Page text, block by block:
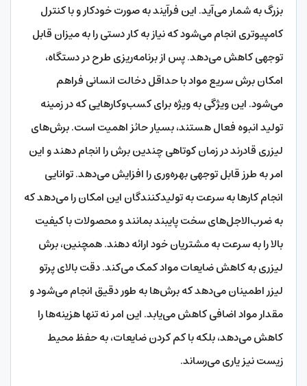
بزرگ به شمار می‌آید. این فرآیند به صورت خودکار و با کنترل
کامپیوتری انجام می‌شود که نیاز به کار دستی را به میزان قابل
توجهی کاهش می‌دهد. پس از برنامه‌ریزی طرح در دستگاه،
امکان برش سریع مواد با حداقل دخالت انسانی فراهم
می‌شود. این ویژگی به ویژه برای کسب‌وکارهایی که در زمینه
تولید انبوه فعال هستند، بسیار حائز اهمیت است. برش‌های
لیزری قادرند در زمان کوتاهی چندین برش را انجام دهند و این
امر به طرز قابل توجهی بهره‌وری را افزایش می‌دهد. توانایی
انجام کارها به سرعت به تولیدکنندگان این امکان را می‌دهد که
به ضرب‌الاجل‌های سخت پایبند بمانند و محصولات با کیفیت
بالا را به سرعت به مشتریان خود ارائه دهند. همچنین، برش
لیزری به کاهش ضایعات مواد کمک می‌کند. دقت بالای پرتو
لیزر اطمینان می‌دهد که برش‌ها به طور دقیق انجام می‌شود و
مقدار مواد اضافی کاهش می‌یابد. این امر نه تنها هزینه‌ها را
کاهش می‌دهد، بلکه با کم کردن ضایعات، به حفظ محیط
زیست نیز یاری می‌رساند.